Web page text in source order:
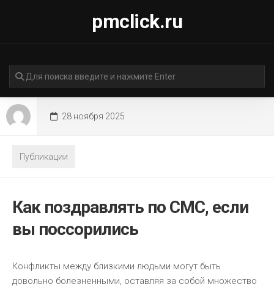
pmclick.ru
28 ноября 2025
Публикации
Как поздравлять по СМС, если
вы поссорились
Конфликты между близкими людьми могут быть
довольно болезненными, оставляя за собой множество